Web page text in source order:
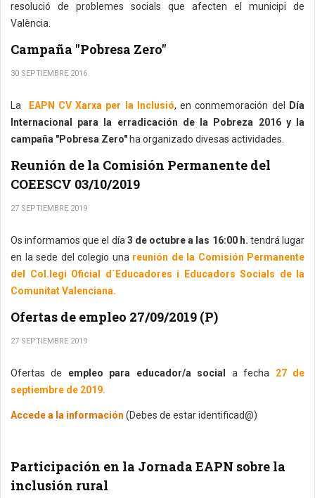
resolució de problemes socials que afecten el municipi de
València.
Campaña "Pobresa Zero"
30 SEPTIEMBRE 2016
La EAPN CV Xarxa per la Inclusió, en conmemoración del
Día
Internacional para la erradicación de la Pobreza 2016 y la
campaña "Pobresa Zero" ha organizado divesas actividades.
Reunión de la Comisión Permanente del
COEESCV 03/10/2019
27 SEPTIEMBRE 2019
Os informamos que el día 3 de octubre a las 16:00 h. tendrá lugar
en la sede del colegio una reunión de la Comisión Permanente
del Col.legi Oficial d´Educadores i Educadors Socials de la
Comunitat Valenciana.
Ofertas de empleo 27/09/2019 (P)
27 SEPTIEMBRE 2019
Ofertas de empleo para educador/a social a fecha 27 de
septiembre de 2019.
Accede a la información (Debes de estar identificad@)
Participación en la Jornada EAPN sobre la
inclusión rural